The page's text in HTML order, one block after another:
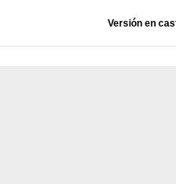
Versión en